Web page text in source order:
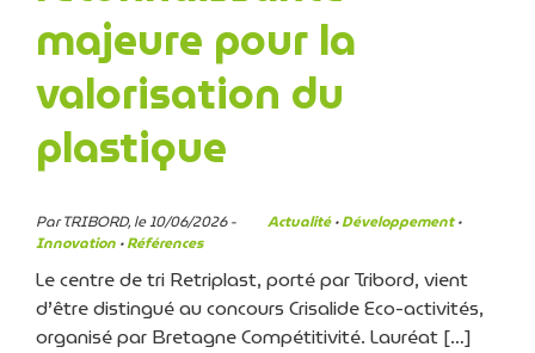
majeure pour la
valorisation du
plastique
Par TRIBORD, le 10/06/2026 - Actualité·Développement·
Innovation ·Références
Le centre de tri Retriplast, porté par Tribord, vient
d’être distingué au concours Crisalide Eco-activités,
organisé par Bretagne Compétitivité. Lauréat […]